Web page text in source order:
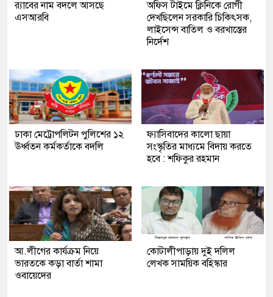
র‍্যাবের নাম বদলে আসছে
এসআরবি
অফিস টাইমে ক্লিনিকে রোগী
দেখছিলেন সরকারি চিকিৎসক,
লাইসেন্স বাতিল ও বরখাস্তের
নির্দেশ
ঢাকা মেট্রোপলিটন পুলিশের ১২
ঊর্ধ্বতন কর্মকর্তাকে বদলি
ফ্যাসিবাদের কালো ছায়া
সংস্কৃতির মাধ্যমে বিদায় করতে
হবে : শফিকুর রহমান
আ.লীগের কার্যক্রম নিয়ে
ভারতকে কড়া বার্তা শামা
ওবায়েদের
কোটালীপাড়ায় দুই দলিল
লেখক সাময়িক বহিস্কার